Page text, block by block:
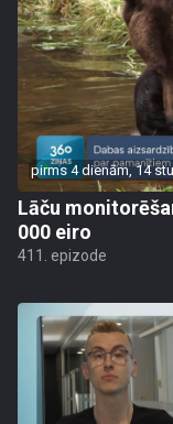
pirms 4 dienām, 14
Lāču
000 eiro
411. epizode